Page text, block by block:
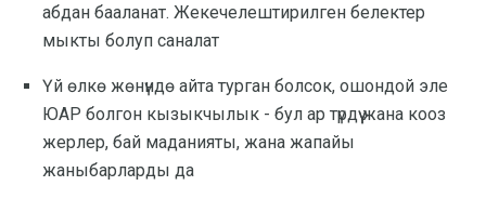
абдан бааланат. Жекечелештирилген белектер
мыкты болуп саналат
Үй өлкө жөнүндө айта турган болсок, ошондой эле
ЮАР болгон кызыкчылык - бул ар түрдүү жана кооз
жерлер, бай маданияты, жана жапайы
жаныбарларды да